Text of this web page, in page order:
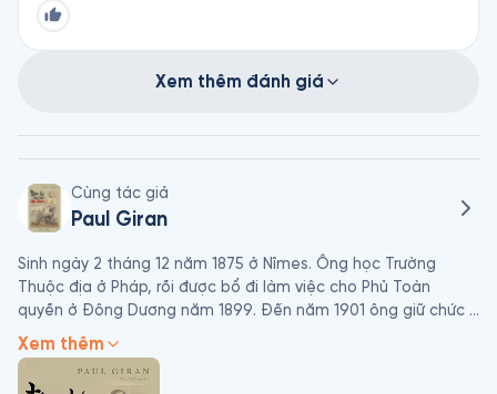
Xem thêm đánh giá
Cùng tác giả
Paul Giran
Sinh ngày 2 tháng 12 năm 1875 ở Nîmes. Ông học Trường
Thuộc địa ở Pháp, rồi được bổ đi làm việc cho Phủ Toàn
quyền ở Đông Dương năm 1899. Đến năm 1901 ông giữ chức
Tham biện, phụ trách công việc hành chính dân sự ở Phủ
Toàn quyền. Khoảng từ năm 1907, ông được bổ đi làm Phó
Công sứ một số nơi ở Bắc kỳ, trong đó có Kiến An. Tới năm
Xem thêm